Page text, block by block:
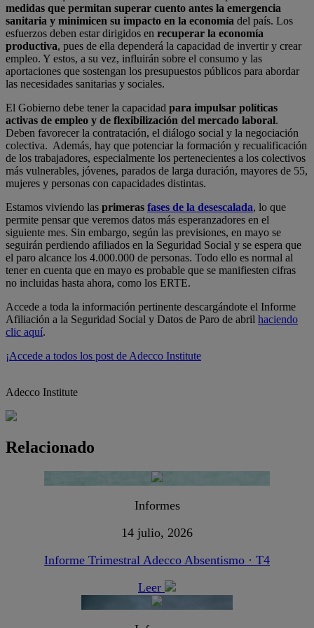
medidas que permitan superar cuento antes la emergencia
sanitaria y minimicen su impacto en la economía del país. Los
esfuerzos deben estar dirigidos en recuperar la economía
productiva, pues de ella dependerá la capacidad de invertir y crear
empleo. Y estos, a su vez, influirán sobre el consumo y las
aportaciones que sostengan los presupuestos públicos para abordar
las necesidades sanitarias y sociales.
El Gobierno debe tener la capacidad para impulsar políticas
activas de empleo y de flexibilización del mercado laboral.
Deben favorecer la contratación, el diálogo social y la negociación
colectiva. Además, hay que potenciar la formación y recualificación
de los trabajadores, especialmente los pertenecientes a los colectivos
más vulnerables, jóvenes, parados de larga duración, mayores de 55,
mujeres y personas con capacidades distintas.
Estamos viviendo las primeras fases de la desescalada, lo que
permite pensar que veremos datos más esperanzadores en el
siguiente mes. Sin embargo, según las previsiones, en mayo se
seguirán perdiendo afiliados en la Seguridad Social y se espera que
el paro alcance los 4.000.000 de personas. Todo ello es normal al
tener en cuenta que en mayo es probable que se manifiesten cifras
no incluidas hasta ahora, como los ERTE.
Accede a toda la información pertinente descargándote el Informe
Afiliación a la Seguridad Social y Datos de Paro de abril haciendo
clic aquí.
¡Accede a todos los post de Adecco Institute
Adecco Institute
Relacionado
Informes
14 julio, 2026
Informe Trimestral Adecco Absentismo · T4
Leer